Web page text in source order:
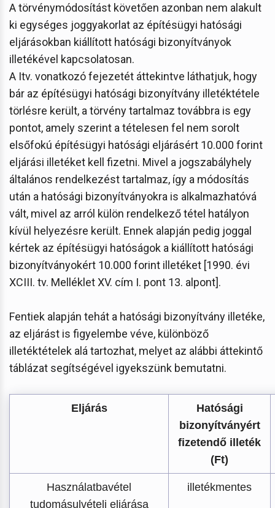
A törvénymódosítást követően azonban nem alakult
ki egységes joggyakorlat az építésügyi hatósági
eljárásokban kiállított hatósági bizonyítványok
illetékével kapcsolatosan.
A Itv. vonatkozó fejezetét áttekintve láthatjuk, hogy
bár az építésügyi hatósági bizonyítvány illetéktétele
törlésre került, a törvény tartalmaz továbbra is egy
pontot, amely szerint a tételesen fel nem sorolt
elsőfokú építésügyi hatósági eljárásért 10.000 forint
eljárási illetéket kell fizetni. Mivel a jogszabályhely
általános rendelkezést tartalmaz, így a módosítás
után a hatósági bizonyítványokra is alkalmazhatóvá
vált, mivel az arról külön rendelkező tétel hatályon
kívül helyezésre került. Ennek alapján pedig joggal
kértek az építésügyi hatóságok a kiállított hatósági
bizonyítványokért 10.000 forint illetéket [1990. évi
XCIII. tv. Melléklet XV. cím I. pont 13. alpont].
Fentiek alapján tehát a hatósági bizonyítvány illetéke,
az eljárást is figyelembe véve, különböző
illetéktételek alá tartozhat, melyet az alábbi áttekintő
táblázat segítségével igyekszünk bemutatni.
Eljárás
Hatósági
bizonyítványért
fizetendő illeték
(Ft)
Használatbavétel
tudomásulvételi eljárása
illetékmentes